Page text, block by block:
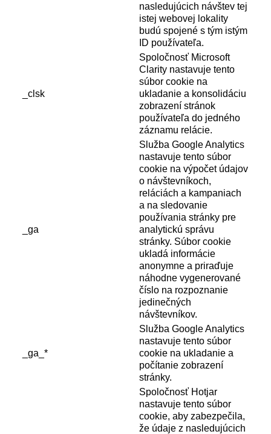
nasledujúcich návštev tej
istej webovej lokality
budú spojené s tým istým
ID používateľa.
_clsk
Spoločnosť Microsoft
Clarity nastavuje tento
súbor cookie na
ukladanie a konsolidáciu
zobrazení stránok
používateľa do jedného
záznamu relácie.
_ga
Služba Google Analytics
nastavuje tento súbor
cookie na výpočet údajov
o návštevníkoch,
reláciách a kampaniach
a na sledovanie
používania stránky pre
analytickú správu
stránky. Súbor cookie
ukladá informácie
anonymne a priraďuje
náhodne vygenerované
číslo na rozpoznanie
jedinečných
návštevníkov.
_ga_*
Služba Google Analytics
nastavuje tento súbor
cookie na ukladanie a
počítanie zobrazení
stránky.
Spoločnosť Hotjar
nastavuje tento súbor
cookie, aby zabezpečila,
že údaje z nasledujúcich